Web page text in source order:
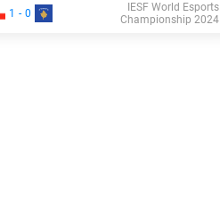
1 - 0
IESF World Esports
Championship 2024